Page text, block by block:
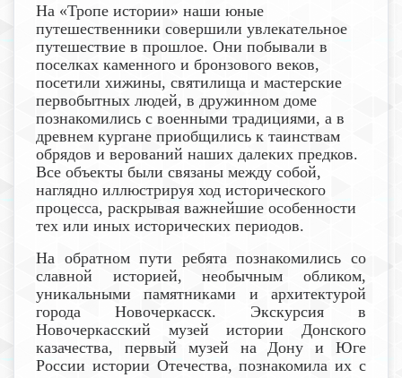
На «Тропе истории» наши юные
путешественники совершили увлекательное
путешествие в прошлое. Они побывали в
поселках каменного и бронзового веков,
посетили хижины, святилища и мастерские
первобытных людей, в дружинном доме
познакомились с военными традициями, а в
древнем кургане приобщились к таинствам
обрядов и верований наших далеких предков.
Все объекты были связаны между собой,
наглядно иллюстрируя ход исторического
процесса, раскрывая важнейшие особенности
тех или иных исторических периодов.
На обратном пути ребята познакомились со
славной историей, необычным обликом,
уникальными памятниками и архитектурой
города Новочеркасск. Экскурсия в
Новочеркасский музей истории Донского
казачества, первый музей на Дону и Юге
России истории Отечества,познакомила их с